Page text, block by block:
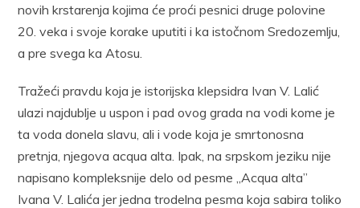
novih krstarenja kojima će proći pesnici druge polovine
20. veka i svoje korake uputiti i ka isto­čnom Sredozemlju,
a pre svega ka Atosu.
Tražeći pravdu koja je istorijska klepsidra Ivan V. Lalić
ulazi najdublje u uspon i pad ovog grada na vodi kome je
ta voda donela slavu, ali i vode koja je smrtonosna
pretnja, njegova acqua alta. Ipak, na srp­skom jeziku nije
napisano kompleksnije delo od pesme „Acqua alta”
Ivana V. Lalića jer jedna trodelna pesma koja sabira toliko